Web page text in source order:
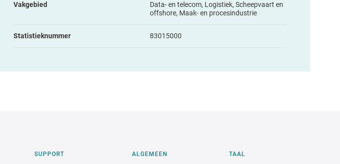
Vakgebied
Data- en telecom, Logistiek, Scheepvaart en
offshore, Maak- en procesindustrie
Statistieknummer 83015000
SUPPORT ALGEMEEN TAAL